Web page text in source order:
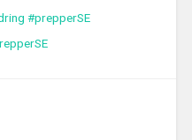
#prepperSE